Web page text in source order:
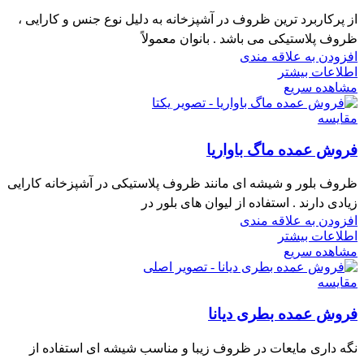
از پرکاربرد ترین ظروف در آشپزخانه به دلیل نوع جنس و کارایی ،
ظروف پلاستیکی می باشد . بانوان معمولاً
افزودن به علاقه مندی
اطلاعات بیشتر
مشاهده سریع
مقایسه
فروش عمده ماگ باواریا
ظروف بلور و شیشه ای مانند ظروف پلاستیکی در آشپزخانه کارایی
زیادی دارند . استفاده از لیوان های بلور در
افزودن به علاقه مندی
اطلاعات بیشتر
مشاهده سریع
مقایسه
فروش عمده بطری دیانا
نگه داری مایعات در ظروف زیبا و مناسب شیشه ای استفاده از